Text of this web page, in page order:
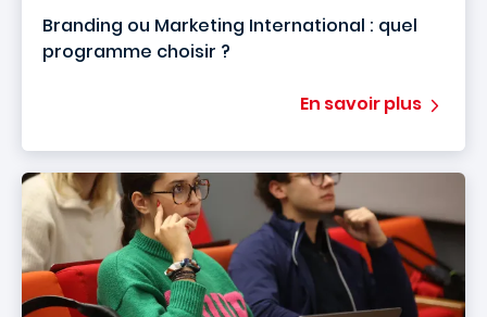
Branding ou Marketing International : quel
programme choisir ?
En savoir plus